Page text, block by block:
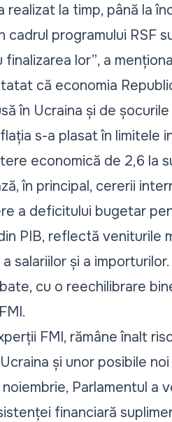
la timp, până la
cadrul programului RSF
lor”, a
că economia
în Ucraina și de
s-a plasat în limitele
economică de 2,6 la
în principal, cererii
a deficitului bugetar
PIB, reflectă veniturile
salariilor și a
cu o reechilibrare
FMI, rămâne înalt
și unor posibile
noiembrie, Parlamentul
financiară